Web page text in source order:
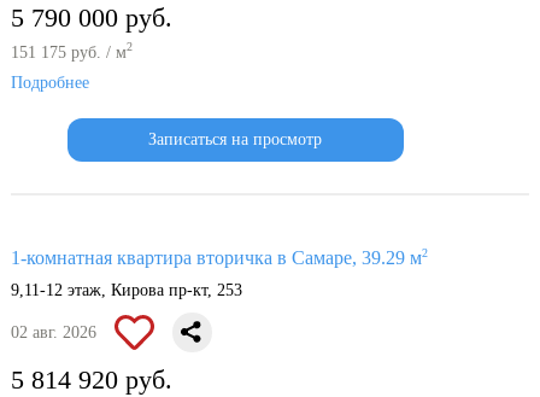
5 790 000 руб.
151 175 руб. / м2
Подробнее
Записаться на просмотр
1-комнатная квартира вторичка в Самаре, 39.29 м2
9,11-12 этаж, Кирова пр-кт, 253
02 авг. 2026
5 814 920 руб.